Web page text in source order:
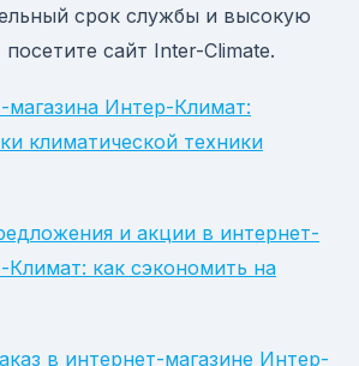
срок службы и высокую
сайт Inter-Climate.
магазина Интер-Климат:
климатической техники
и акции в интернет-
Климат: как сэкономить на
в интернет-магазине Интер-